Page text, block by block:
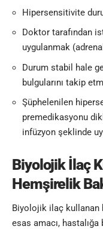
Hipersensitivite
Doktor tarafından
uygulanmak
Durum stabil hale
bulgularını takip
Şüphelenilen
premedikasyonu
infüzyon şeklinde
Biyolojik İlaç
Hemşirelik
Biyolojik ilaç kullanan
esas amacı, hastalığa